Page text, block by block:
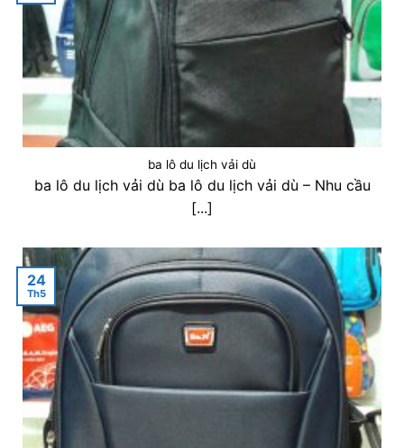
ba lô du lịch vải dù
ba lô du lịch vải dù ba lô du lịch vải dù – Nhu cầu
[...]
24
Th5